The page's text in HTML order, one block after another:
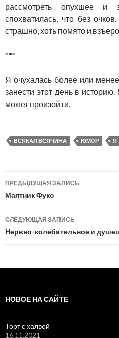
рассмотреть опухшее и
спохватилась, что без
страшно, хоть помято и
***
Я очухалась более или
занести этот день в
может произойти.
ВСЯКАЯ ВСЯЧИНА ЮМОР Я
Навигация
по
записям
ПРЕДЫДУЩАЯ ЗАПИСЬ
Маятник Фуко
СЛЕДУЮЩАЯ ЗАПИСЬ
Нервно-колебательное и
НОВОЕ НА САЙТЕ
Торт с халвой
16.11.2021